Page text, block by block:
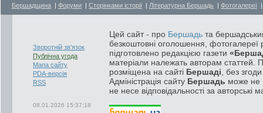
Бершадщина | Форуми | Сторінками історії | Літературна Бершадь | Фотогалереї
Зворотній зв'язок
Публічна угода
Мапа сайту
PDA-версія
RSS
08.01.2026 15:37:18
Цей сайт - про Бершадь та
безкоштовні оголошення, фотогалереї
підготовлено редакцією газети
матеріали належать авторам статтей.
розміщена на сайті Бершаді , без
Адміністрація сайту Бершадь може не
не несе відповідальності за авторські